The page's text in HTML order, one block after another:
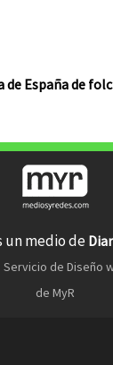
de España de
un medio de
Servicio de Diseño
de MyR